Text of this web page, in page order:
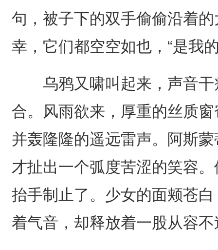
句，被子下的双手偷偷沿着
幸，它们都空空如也，“是我
乌鸦又啸叫起来，声音干
合。风雨欲来，厚重的丝质
并轰隆隆的遥远雷声。阿斯
才扯出一个弧度苦涩的笑容
抬手制止了。少女的面颊苍
着气音，却释放着一股从容